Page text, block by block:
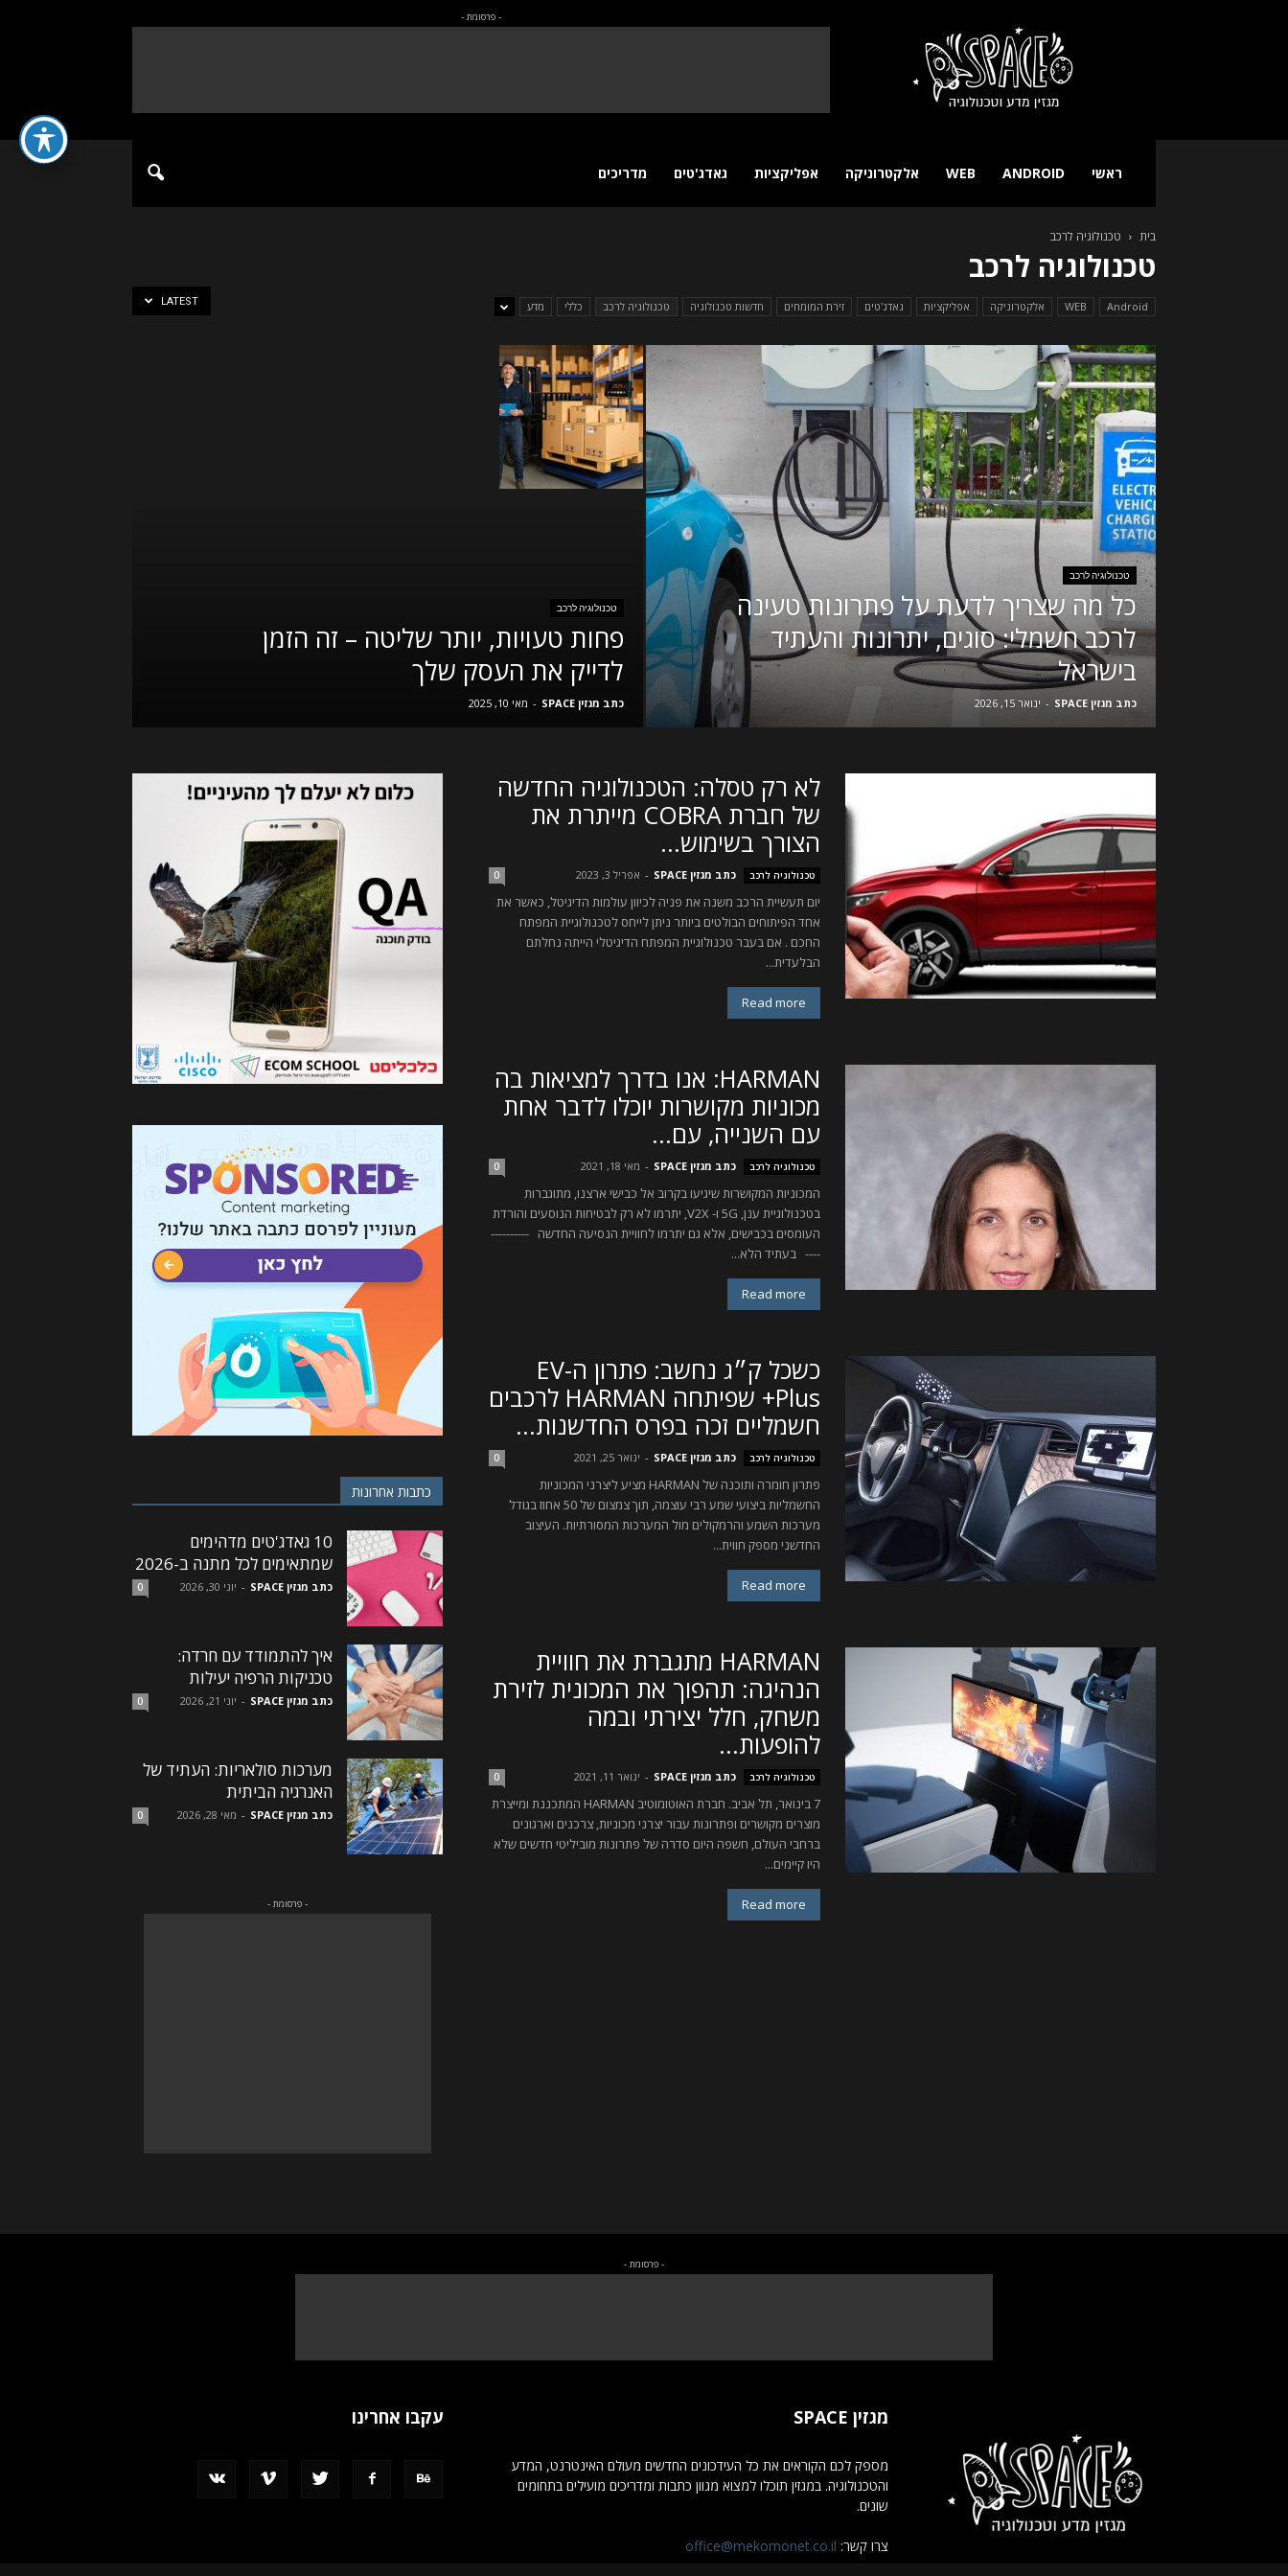
טכנולוגיה
- פרסומת -
ראשי ANDROID
WEB אלקטרוניקה אפליקציות גאדג'טים מדריכים
בית טכנולוגיה לרכב
טכנולוגיה לרכב
Android
WEB אלקטרוניקה אפליקציות גאדג'טים זירת המומחים חדשות טכנולוגיה טכנולוגיה לרכב כללי מדע LATEST
טכנולוגיה לרכב
כל מה שצריך לדעת על פתרונות טעינה
לרכב חשמלי: סוגים, יתרונות והעתיד
בישראל
כתב מגזין SPACE - ינואר 15, 2026
טכנולוגיה לרכב
פחות טעויות, יותר שליטה – זה הזמן
לדייק את העסק שלך
כתב מגזין SPACE - מאי 10, 2025
לא רק טסלה: הטכנולוגיה החדשה
של חברת COBRA מייתרת את
הצורך בשימוש...
טכנולוגיה לרכב כתב מגזין SPACE - אפריל 3, 2023 0
יום תעשיית הרכב משנה את פניה לכיוון עולמות הדיגיטל, כאשר את
אחד הפיתוחים הבולטים ביותר ניתן לייחס לטכנולוגיית המפתח
החכם . אם בעבר טכנולוגיית המפתח הדיגיטלי הייתה נחלתם
הבלעדית...
Read more
HARMAN: אנו בדרך למציאות בה
מכוניות מקושרות יוכלו לדבר אחת
עם השנייה, עם...
טכנולוגיה לרכב כתב מגזין SPACE - מאי 18, 2021 0
המכוניות המקושרות שיגיעו בקרוב אל כבישי ארצנו, מתוגברות
בטכנולוגיית ענן, 5G ו- V2X, יתרמו לא רק לבטיחות הנוסעים והורדת
העומסים בכבישים, אלא גם יתרמו לחוויית הנסיעה החדשה ----------
---- בעתיד הלא...
Read more
כשכל ק״ג נחשב: פתרון ה-EV
Plus+ שפיתחה HARMAN לרכבים
חשמליים זכה בפרס החדשנות...
טכנולוגיה לרכב כתב מגזין SPACE - ינואר 25, 2021 0
פתרון חומרה ותוכנה של HARMAN מציע ליצרני המכוניות
החשמליות ביצועי שמע רבי עוצמה, תוך צמצום של 50 אחוז בגודל
מערכות השמע והרמקולים מול המערכות המסורתיות. העיצוב
החדשני מספק חווית...
Read more
HARMAN מתגברת את חוויית
הנהיגה: תהפוך את המכונית לזירת
משחק, חלל יצירתי ובמה
להופעות...
טכנולוגיה לרכב כתב מגזין SPACE - ינואר 11, 2021 0
7 בינואר, תל אביב. חברת האוטומוטיב HARMAN המתכננת ומייצרת
מוצרים מקושרים ופתרונות עבור יצרני מכוניות, צרכנים וארגונים
ברחבי העולם, חשפה היום סדרה של פתרונות מוביליטי חדשים שלא
היו קיימים...
Read more
כתבות אחרונות
10 גאדג'טים מדהימים
שמתאימים לכל מתנה ב-2026
כתב מגזין SPACE - יוני 30, 2026 0
איך להתמודד עם חרדה:
טכניקות הרפיה יעילות
כתב מגזין SPACE - יוני 21, 2026 0
מערכות סולאריות: העתיד של
האנרגיה הביתית
כתב מגזין SPACE - מאי 28, 2026 0
- פרסומת -
- פרסומת -
מגזין SPACE
מספק לכם הקוראים את כל העידכונים החדשים מעולם האינטרנט, המדע
והטכנולוגיה. במגזין תוכלו למצוא מגוון כתבות ומדריכים מועילים בתחומים
שונים.
צרו קשר: office@mekomonet.co.il
עקבו אחרינו